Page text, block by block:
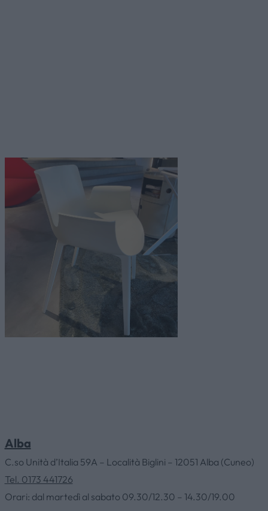
Alba
C.so Unità d’Italia 59A – Località Biglini – 12051 Alba (Cuneo)
Tel. 0173 441726
Orari: dal martedì al sabato 09.30/12.30 – 14.30/19.00